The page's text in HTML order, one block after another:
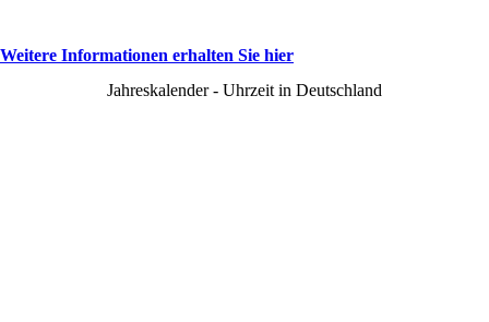
Weitere Informationen erhalten Sie hier
Jahreskalender- Uhrzeit in Deutschland